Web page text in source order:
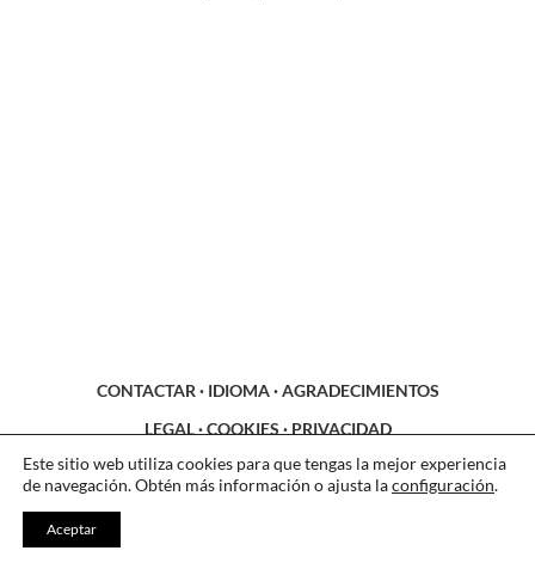
CONTACTAR · IDIOMA·AGRADECIMIENTOS
LEGAL·COOKIES · PRIVACIDAD
Este sitio web utiliza cookies para que tengas la mejor experiencia
de navegación. Obtén más información o ajusta laconfiguración.
Aceptar